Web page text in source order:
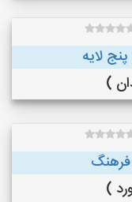
لایه
فرهنگ